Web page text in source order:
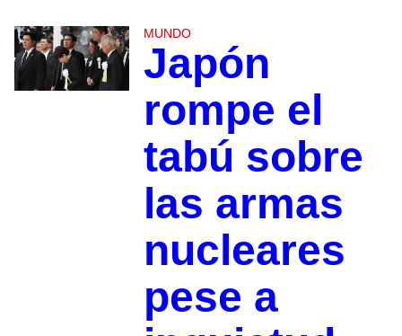
MUNDO
Japón
rompe el
tabú sobre
las armas
nucleares
pese a